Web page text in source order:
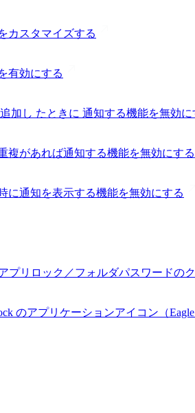
カスタマイズする
有効にする
加し たときに 通知する機能を無効に
複があれば通知する機能を無効にする
に通知を表示する機能を無効にする
プリロック／フォルダパスワードの
のアプリケーションアイコン（